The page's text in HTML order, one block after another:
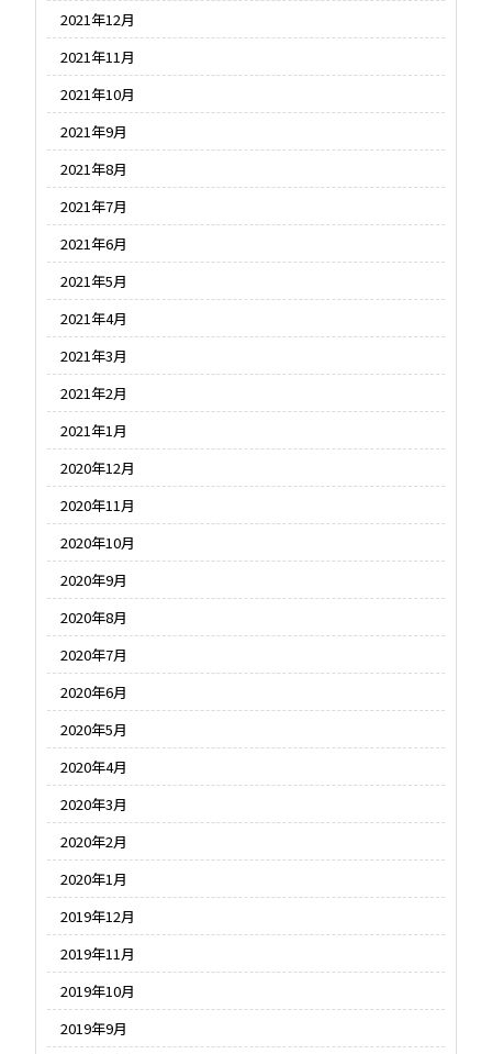
2021年12月
2021年11月
2021年10月
2021年9月
2021年8月
2021年7月
2021年6月
2021年5月
2021年4月
2021年3月
2021年2月
2021年1月
2020年12月
2020年11月
2020年10月
2020年9月
2020年8月
2020年7月
2020年6月
2020年5月
2020年4月
2020年3月
2020年2月
2020年1月
2019年12月
2019年11月
2019年10月
2019年9月